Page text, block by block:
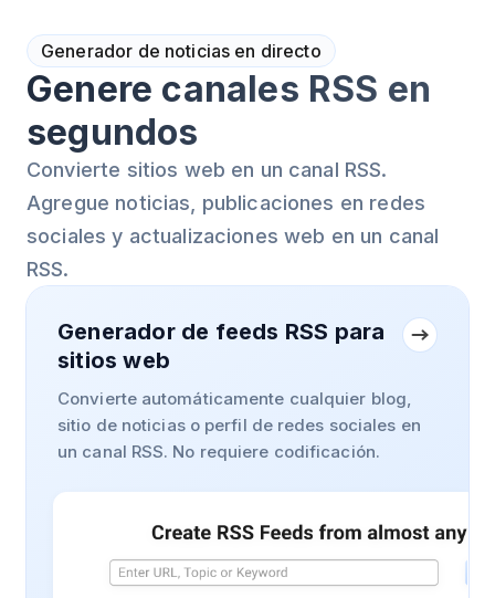
Generador de noticias en directo
Genere canales RSS en
segundos
Convierte sitios web en un canal RSS.
Agregue noticias, publicaciones en redes
sociales y actualizaciones web en un canal
RSS.
Generador de feeds RSS para
sitios web
Convierte automáticamente cualquier blog,
sitio de noticias o perfil de redes sociales en
un canal RSS. No requiere codificación.